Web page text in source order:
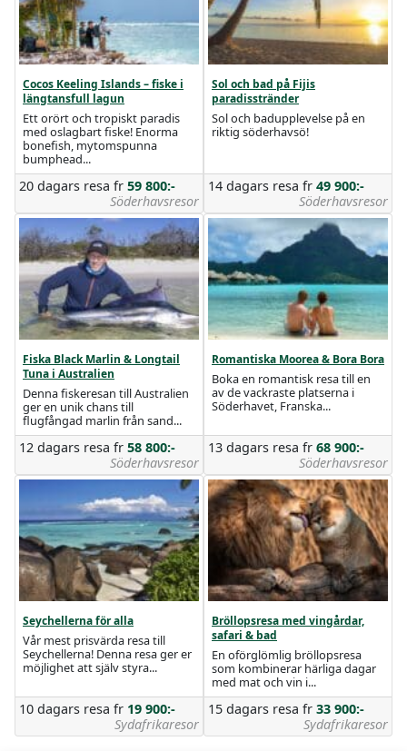
Cocos Keeling Islands – fiske i
längtansfull lagun
Ett orört och tropiskt paradis
med oslagbart fiske! Enorma
bonefish, mytomspunna
bumphead...
20 dagars resa fr 59 800:-
Söderhavsresor
Sol och bad på Fijis
paradisstränder
Sol och badupplevelse på en
riktig söderhavsö!
14 dagars resa fr 49 900:-
Söderhavsresor
Fiska Black Marlin & Longtail
Tuna i Australien
Denna fiskeresan till Australien
ger en unik chans till
flugfångad marlin från sand...
12 dagars resa fr 58 800:-
Söderhavsresor
Romantiska Moorea & Bora Bora
Boka en romantisk resa till en
av de vackraste platserna i
Söderhavet, Franska...
13 dagars resa fr 68 900:-
Söderhavsresor
Seychellerna för alla
Vår mest prisvärda resa till
Seychellerna! Denna resa ger er
möjlighet att själv styra...
10 dagars resa fr 19 900:-
Sydafrikaresor
Bröllopsresa med vingårdar,
safari & bad
En oförglömlig bröllopsresa
som kombinerar härliga dagar
med mat och vin i...
15 dagars resa fr 33 900:-
Sydafrikaresor